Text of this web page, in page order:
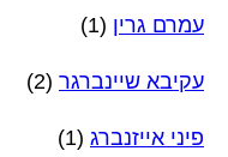
עמרם גרין (1)
עקיבא שיינברגר (2)
פיני אייזנברג (1)